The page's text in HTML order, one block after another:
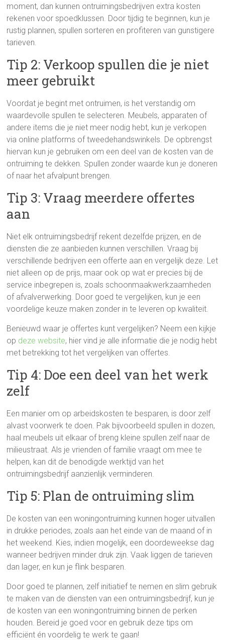
moment, dan kunnen ontruimingsbedrijven extra kosten
rekenen voor spoedklussen. Door tijdig te beginnen, kun je
rustig plannen, spullen sorteren en profiteren van gunstigere
tarieven.
Tip 2: Verkoop spullen die je niet
meer gebruikt
Voordat je begint met ontruimen, is het verstandig om
waardevolle spullen te selecteren. Meubels, apparaten of
andere items die je niet meer nodig hebt, kun je verkopen
via online platforms of tweedehandswinkels. De opbrengst
hiervan kun je gebruiken om een deel van de kosten van de
ontruiming te dekken. Spullen zonder waarde kun je doneren
of naar het afvalpunt brengen.
Tip 3: Vraag meerdere offertes
aan
Niet elk ontruimingsbedrijf rekent dezelfde prijzen, en de
diensten die ze aanbieden kunnen verschillen. Vraag bij
verschillende bedrijven een offerte aan en vergelijk deze. Let
niet alleen op de prijs, maar ook op wat er precies bij de
service inbegrepen is, zoals schoonmaakwerkzaamheden
of afvalverwerking. Door goed te vergelijken, kun je een
voordelige keuze maken zonder in te leveren op kwaliteit.
Benieuwd waar je offertes kunt vergelijken? Neem een kijkje
op deze website, hier vind je alle informatie die je nodig hebt
met betrekking tot het vergelijken van offertes.
Tip 4: Doe een deel van het werk
zelf
Een manier om op arbeidskosten te besparen, is door zelf
alvast voorwerk te doen. Pak bijvoorbeeld spullen in dozen,
haal meubels uit elkaar of breng kleine spullen zelf naar de
milieustraat. Als je vrienden of familie vraagt om mee te
helpen, kan dit de benodigde werktijd van het
ontruimingsbedrijf aanzienlijk verminderen.
Tip 5: Plan de ontruiming slim
De kosten van een woningontruiming kunnen hoger uitvallen
in drukke periodes, zoals aan het einde van de maand of in
het weekend. Kies, indien mogelijk, een doordeweekse dag
wanneer bedrijven minder druk zijn. Vaak liggen de tarieven
dan lager, en kun je flink besparen.
Door goed te plannen, zelf initiatief te nemen en slim gebruik
te maken van de diensten van een ontruimingsbedrijf, kun je
de kosten van een woningontruiming binnen de perken
houden. Bereid je goed voor en gebruik deze tips om
efficiënt én voordelig te werk te gaan!